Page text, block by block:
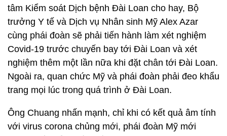
tâm Kiểm soát Dịch bệnh Đài Loan cho hay, Bộ
trưởng Y tế và Dịch vụ Nhân sinh Mỹ Alex Azar
cùng phái đoàn sẽ phải tiến hành làm xét nghiệm
Covid-19 trước chuyến bay tới Đài Loan và xét
nghiệm thêm một lần nữa khi đặt chân tới Đài Loan.
Ngoài ra, quan chức Mỹ và phái đoàn phải đeo khẩu
trang mọi lúc trong quá trình ở Đài Loan.
Ông Chuang nhấn mạnh, chỉ khi có kết quả âm tính
với virus corona chủng mới, phái đoàn Mỹ mới